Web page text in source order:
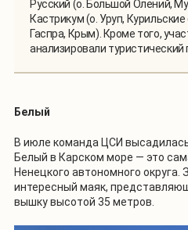
Русский (о. Большой Олений,
Кастрикум (о. Уруп,
Гаспра, Крым). Кроме того,
анализировали туристический
Белый
В июле команда ЦСИ
Белый в Карском море — это
Ненецкого автономного округа.
интересный маяк,
вышку высотой 35 метров.